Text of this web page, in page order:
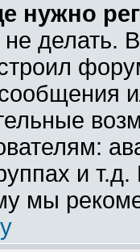
нужно
делать.
и
мы